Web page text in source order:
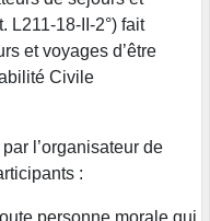
L211-18-II-2°) fait
et voyages d’être
Civile
l’organisateur de
:
personne morale qui